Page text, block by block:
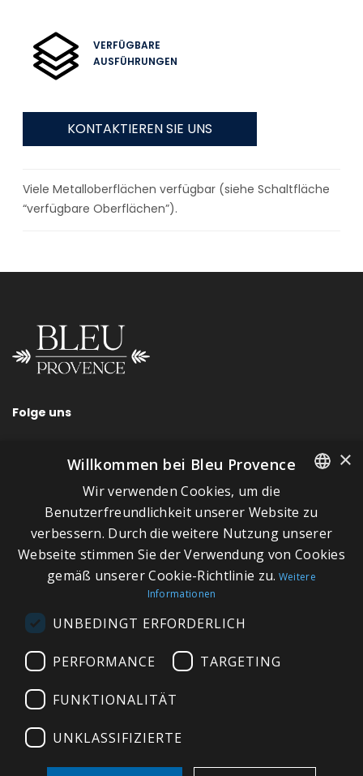
VERFÜGBARE
AUSFÜHRUNGEN
KONTAKTIEREN SIE UNS
Viele Metalloberflächen verfügbar (siehe Schaltfläche
“verfügbare Oberflächen”).
Folge uns
SCHNELLLINKS
Über Bleu Provence
Impressum
Geschäftsbedingungen
Kontaktieren Sie uns
Besuchen Sie unseren Showroom
FRENCH
ITALIAN
×
Willkommen bei Bleu Provence
Wir verwenden Cookies, um die
Benutzerfreundlichkeit unserer Website zu
verbessern. Durch die weitere Nutzung unserer
Webseite stimmen Sie der Verwendung von Cookies
gemäß unserer Cookie-Richtlinie zu. Weitere
Informationen
UNBEDINGT ERFORDERLICH
PERFORMANCE TARGETING
FUNKTIONALITÄT
UNKLASSIFIZIERTE